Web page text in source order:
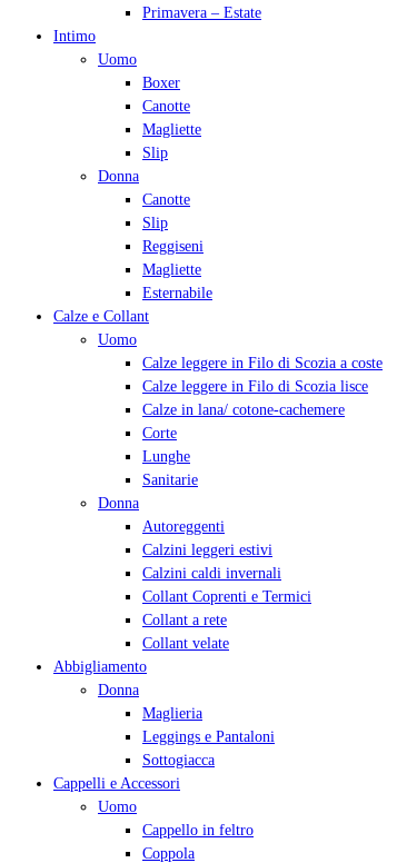
Primavera – Estate
Intimo
Uomo
Boxer
Canotte
Magliette
Slip
Donna
Canotte
Slip
Reggiseni
Magliette
Esternabile
Calze e Collant
Uomo
Calze leggere in Filo di Scozia a coste
Calze leggere in Filo di Scozia lisce
Calze in lana/ cotone-cachemere
Corte
Lunghe
Sanitarie
Donna
Autoreggenti
Calzini leggeri estivi
Calzini caldi invernali
Collant Coprenti e Termici
Collant a rete
Collant velate
Abbigliamento
Donna
Maglieria
Leggings e Pantaloni
Sottogiacca
Cappelli e Accessori
Uomo
Cappello in feltro
Coppola